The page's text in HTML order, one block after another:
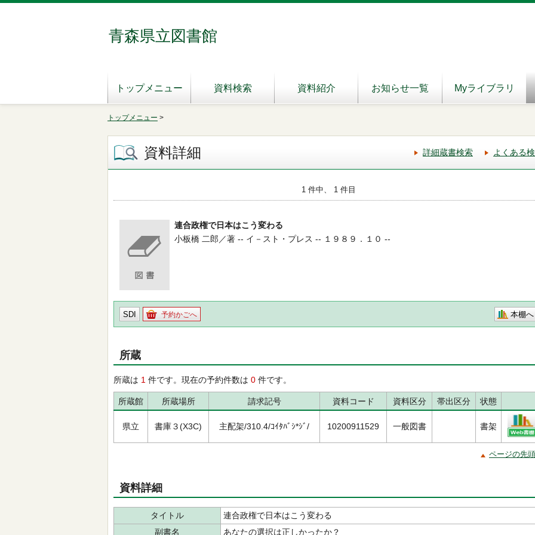
青森県立図書館
トップメニュー 資料検索 資料紹介 お知らせ一覧 Myライブラリ
トップメニュー >
資料詳細 詳細蔵書検索 よくある
1 件中、 1 件目
連合政権で日本はこう変わる
小板橋 二郎／著 -- イ－スト・プレス -- １９８９．１０ --
SDI 予約かごへ 本棚へ
所蔵
所蔵は 1 件です。現在の予約件数は 0 件です。
所蔵館 所蔵場所 請求記号 資料コード 資料区分 帯出区分 状態
県立 書庫３(X3C) 主配架/310.4/ｺｲﾀﾊﾞｼ*ｼﾞ/ 10200911529 一般図書 書架
ページの先
資料詳細
タイトル
連合政権で日本はこう変わる
副書名
あなたの選択は正しかったか？